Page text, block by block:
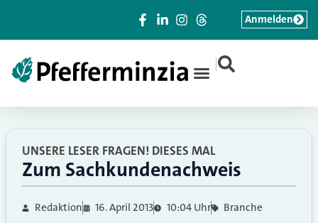
|
Anmelden
UNSERE LESER FRAGEN! DIESES MAL
Zum Sachkundenachweis
Redaktion 16. April 2013 10:04 Uhr Branche